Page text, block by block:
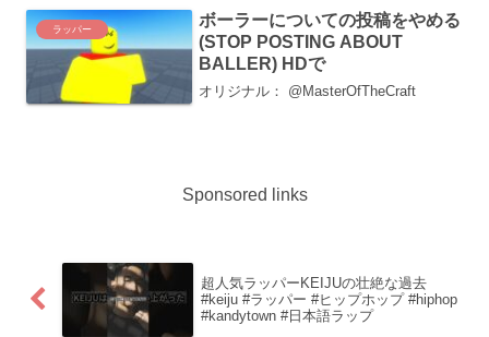
ラッパー
ボーラーについての投稿をやめる
(STOP POSTING ABOUT
BALLER) HDで
オリジナル： @MasterOfTheCraft
Sponsored links
超人気ラッパーKEIJUの壮絶な過去
#keiju #ラッパー #ヒップホップ #hiphop
#kandytown #日本語ラップ